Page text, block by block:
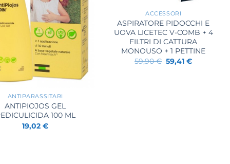
ANTIPARASSITARI
ANTIPIOJOS GEL
100 ML
19,02€
ACCESSORI
ASPIRATORE PIDOCCHI E
UOVA LICETEC V-COMB + 4
FILTRI DI CATTURA
MONOUSO + 1 PETTINE
59,90€ Il
prezzo
59,41€Il